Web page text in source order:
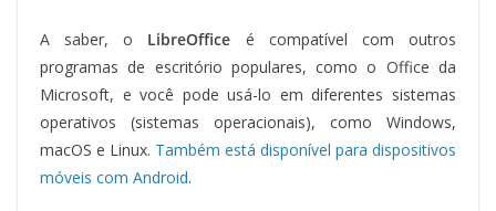
A saber, o LibreOffice é compatível com outros
programas de escritório populares, como o Office da
Microsoft, e você pode usá-lo em diferentes sistemas
operativos (sistemas operacionais), como Windows,
macOS e Linux. Também está disponível para dispositivos
móveis com Android.